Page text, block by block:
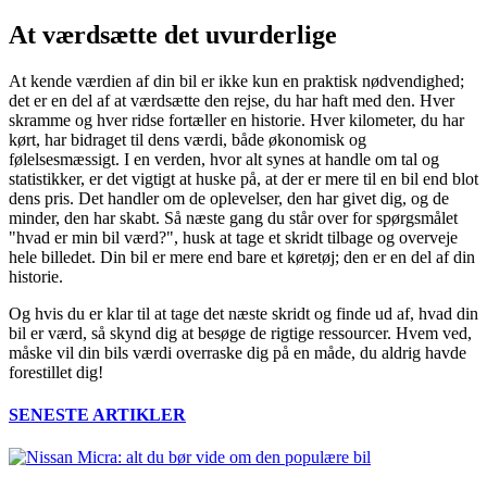
At værdsætte det uvurderlige
At kende værdien af din bil er ikke kun en praktisk nødvendighed;
det er en del af at værdsætte den rejse, du har haft med den. Hver
skramme og hver ridse fortæller en historie. Hver kilometer, du har
kørt, har bidraget til dens værdi, både økonomisk og
følelsesmæssigt. I en verden, hvor alt synes at handle om tal og
statistikker, er det vigtigt at huske på, at der er mere til en bil end blot
dens pris. Det handler om de oplevelser, den har givet dig, og de
minder, den har skabt. Så næste gang du står over for spørgsmålet
"hvad er min bil værd?", husk at tage et skridt tilbage og overveje
hele billedet. Din bil er mere end bare et køretøj; den er en del af din
historie.
Og hvis du er klar til at tage det næste skridt og finde ud af, hvad din
bil er værd, så skynd dig at besøge de rigtige ressourcer. Hvem ved,
måske vil din bils værdi overraske dig på en måde, du aldrig havde
forestillet dig!
SENESTE ARTIKLER